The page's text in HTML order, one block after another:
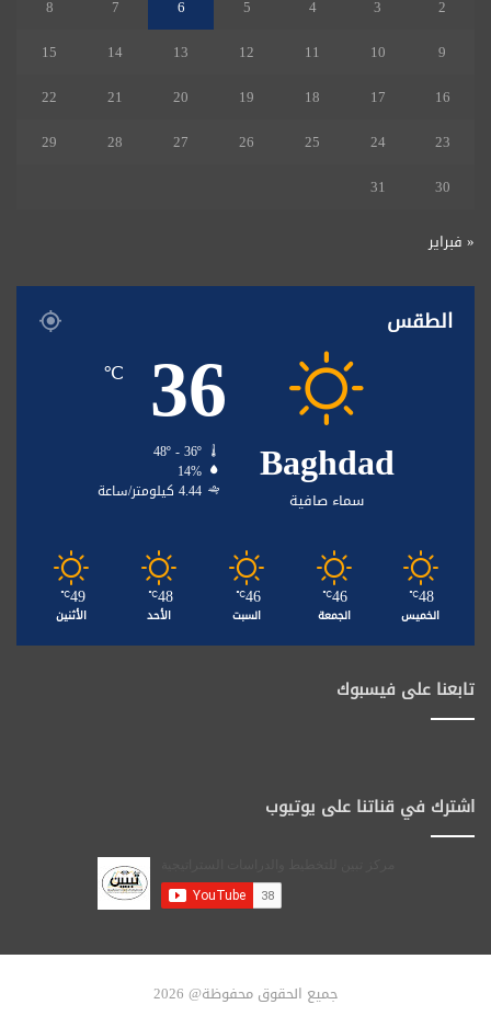
2
3
4
5
6
7
8
9
10
11
12
13
14
15
16
17
18
19
20
21
22
23
24
25
26
27
28
29
30
31
« فبراير
الطقس
Baghdad
سماء صافية
36
℃
48º - 36º
14%
4.44 كيلومتر/ساعة
48
℃
الخميس
46
℃
الجمعة
46
℃
السبت
48
℃
الأحد
49
℃
الأثنين
تابعنا على فيسبوك
اشترك في قناتنا على يوتيوب
جميع الحقوق محفوظة@ 2026